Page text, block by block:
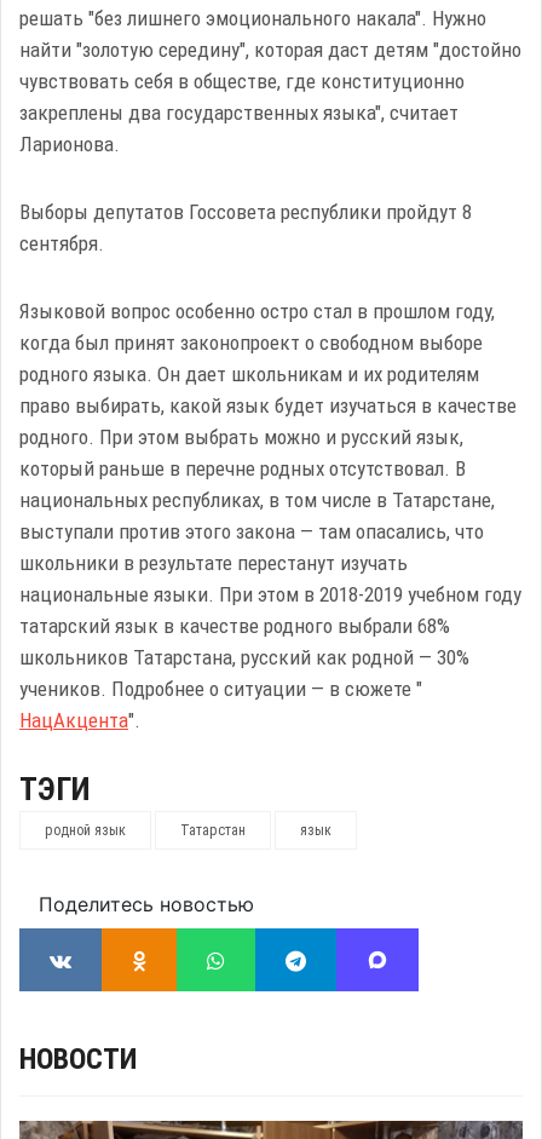
решать "без лишнего эмоционального накала". Нужно
найти "золотую середину", которая даст детям "достойно
чувствовать себя в обществе, где конституционно
закреплены два государственных языка", считает
Ларионова.
Выборы депутатов Госсовета республики пройдут 8
сентября.
Языковой вопрос особенно остро стал в прошлом году,
когда был принят законопроект о свободном выборе
родного языка. Он дает школьникам и их родителям
право выбирать, какой язык будет изучаться в качестве
родного. При этом выбрать можно и русский язык,
который раньше в перечне родных отсутствовал. В
национальных республиках, в том числе в Татарстане,
выступали против этого закона — там опасались, что
школьники в результате перестанут изучать
национальные языки. При этом в 2018-2019 учебном году
татарский язык в качестве родного выбрали 68%
школьников Татарстана, русский как родной — 30%
учеников. Подробнее о ситуации — в сюжете "
НацАкцента".
ТЭГИ
родной язык Татарстан язык
Поделитесь новостью
НОВОСТИ